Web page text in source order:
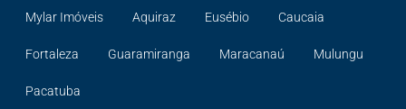
Mylar Imóveis Aquiraz Eusébio Caucaia
Fortaleza Guaramiranga Maracanaú Mulungu
Pacatuba